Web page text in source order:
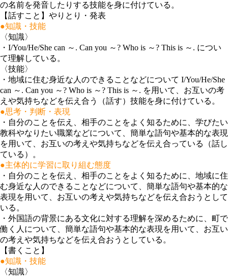
の名前を発音したりする技能を身に付けている。
【話すこと】やりとり・発表
●知識・技能
〈知識〉
・ I/You/He/She can ～. Can you ～? Who is ～? This is ～. につい
て理解している。
〈技能〉
・ 地域に住む身近な人のできることなどについて I/You/He/She
can ～. Can you ～? Who is ～? This is ～. を用いて、お互いの考
えや気持ちなどを伝え合う（話す）技能を身に付けている。
●思考・判断・表現
・ 自分のことを伝え、相手のことをよく知るために、学びたい
教科やなりたい職業などについて、簡単な語句や基本的な表現
を用いて、お互いの考えや気持ちなどを伝え合っている（話し
ている）。
●主体的に学習に取り組む態度
・ 自分のことを伝え、相手のことをよく知るために、地域に住
む身近な人のできることなどについて、簡単な語句や基本的な
表現を用いて、お互いの考えや気持ちなどを伝え合おうとして
いる。
・ 外国語の背景にある文化に対する理解を深めるために、町で
働く人について、簡単な語句や基本的な表現を用いて、お互い
の考えや気持ちなどを伝え合おうとしている。
【書くこと】
●知識・技能
〈知識〉